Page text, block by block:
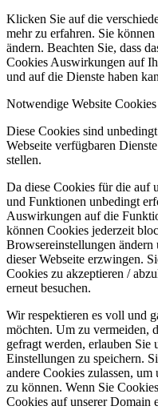
Klicken Sie auf die
mehr zu erfahren. Sie
ändern. Beachten Sie, dass
Cookies Auswirkungen auf
und auf die Dienste haben
Notwendige Website Cookies
Diese Cookies sind
Webseite verfügbaren
stellen.
Da diese Cookies für die auf
und Funktionen unbedingt
Auswirkungen auf die
können Cookies jederzeit
Browsereinstellungen
dieser Webseite erzwingen.
Cookies zu akzeptieren /
erneut besuchen.
Wir respektieren es voll und
möchten. Um zu vermeiden,
gefragt werden, erlauben
Einstellungen zu speichern.
andere Cookies zulassen,
zu können. Wenn Sie
Cookies auf unserer Domain